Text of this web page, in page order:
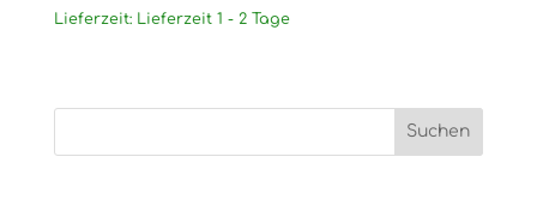
Lieferzeit: Lieferzeit 1 - 2 Tage